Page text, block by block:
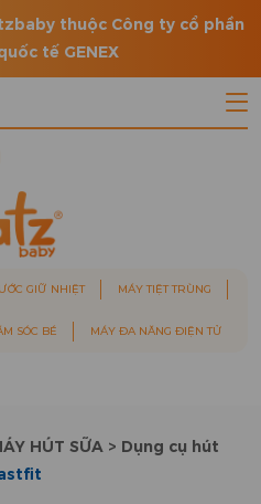
thuộc Công ty cổ phần
tế GENEX
GIỮ NHIỆT MÁY TIỆT TRÙNG
SÓC BÉ MÁY ĐA NĂNG ĐIỆN TỬ
HÚT SỮA > Dụng cụ hút